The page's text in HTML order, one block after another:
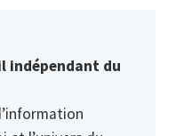
indépendant du